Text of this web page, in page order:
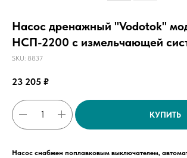
Насос дренажный "Vodotok"
НСП-2200 с измельчающей
SKU: 8837
23 205 ₽
КУПИТЬ
Насос снабжен поплавковым выключателем,